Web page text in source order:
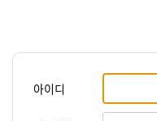
아이디